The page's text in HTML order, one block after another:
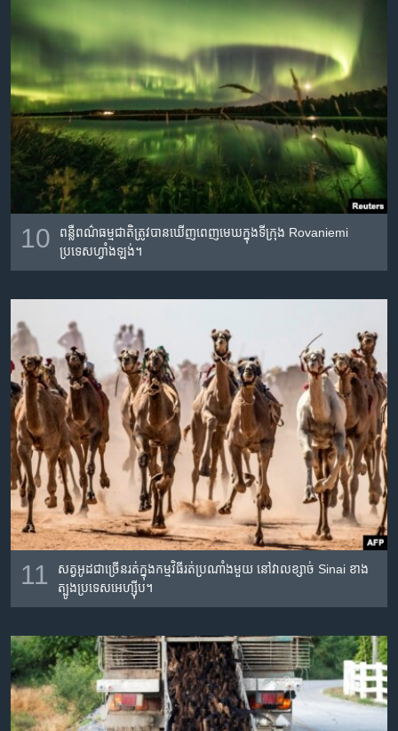
10
ពន្លឺពណ៌ធម្មជាតិ​ត្រូវបាន​ឃើញ​ពេញមេឃក្នុង​ទីក្រុង Rovaniemi
ប្រទេស​ហ្វាំង​ឡង់។
11
សត្វអូដ​ជាច្រើន​រត់ក្នុងកម្មវិធីរត់ប្រណាំងមួយ នៅ​វាលខ្សាច់ Sinai ខាង
ត្បូងប្រទេស​អេហ្ស៊ីប។